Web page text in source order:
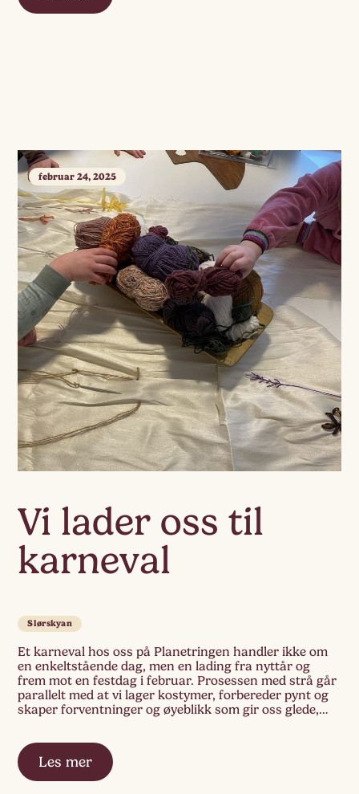
Vi lader oss til
karneval
februar 24, 2025
Slørskyan
Et karneval hos oss på Planetringen handler ikke om
en enkeltstående dag, men en lading fra nyttår og
frem mot en festdag i februar. Prosessen med strå går
parallelt med at vi lager kostymer, forbereder pynt og
skaper forventninger og øyeblikk som gir oss glede,
Les mer